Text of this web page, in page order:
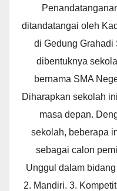
ditandatangai oleh
di Gedung Grahadi
dibentuknya
bernama SMA
Diharapkan sekolah
masa depan.
sekolah, beberapa
sebagai calon
Unggul dalam
2. Mandiri. 3.